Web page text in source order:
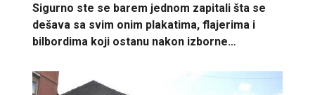
Sigurno ste se barem jednom zapitali šta se
dešava sa svim onim plakatima, flajerima i
bilbordima koji ostanu nakon izborne…